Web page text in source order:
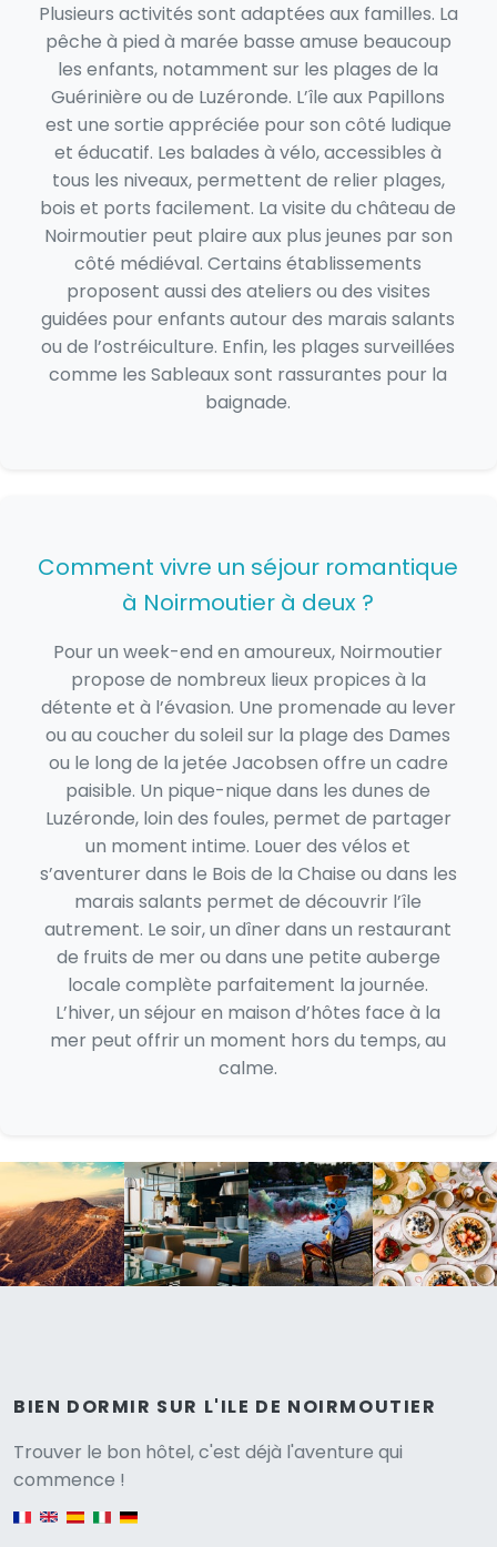
Plusieurs activités sont adaptées aux familles. La
pêche à pied à marée basse amuse beaucoup
les enfants, notamment sur les plages de la
Guérinière ou de Luzéronde. L’île aux Papillons
est une sortie appréciée pour son côté ludique
et éducatif. Les balades à vélo, accessibles à
tous les niveaux, permettent de relier plages,
bois et ports facilement. La visite du château de
Noirmoutier peut plaire aux plus jeunes par son
côté médiéval. Certains établissements
proposent aussi des ateliers ou des visites
guidées pour enfants autour des marais salants
ou de l’ostréiculture. Enfin, les plages surveillées
comme les Sableaux sont rassurantes pour la
baignade.
Comment vivre un séjour romantique
à Noirmoutier à deux ?
Pour un week-end en amoureux, Noirmoutier
propose de nombreux lieux propices à la
détente et à l’évasion. Une promenade au lever
ou au coucher du soleil sur la plage des Dames
ou le long de la jetée Jacobsen offre un cadre
paisible. Un pique-nique dans les dunes de
Luzéronde, loin des foules, permet de partager
un moment intime. Louer des vélos et
s’aventurer dans le Bois de la Chaise ou dans les
marais salants permet de découvrir l’île
autrement. Le soir, un dîner dans un restaurant
de fruits de mer ou dans une petite auberge
locale complète parfaitement la journée.
L’hiver, un séjour en maison d’hôtes face à la
mer peut offrir un moment hors du temps, au
calme.
BIEN DORMIR SUR L'ILE DE NOIRMOUTIER
Trouver le bon hôtel, c'est déjà l'aventure qui
commence !